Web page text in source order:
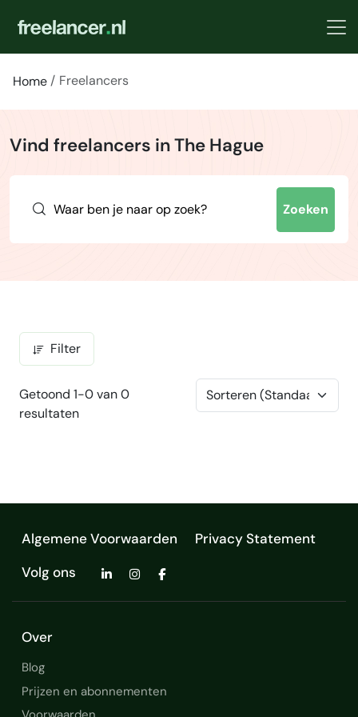
Home Freelancers
Vind freelancers in The Hague
Zoeken
Filter
Getoond 1-0 van 0
resultaten
Algemene Voorwaarden
Privacy Statement
Volg ons
Over
Blog
Prijzen en abonnementen